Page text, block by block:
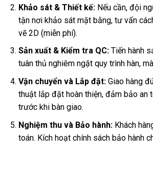
Khảo sát & Thiết kế:Nếu cần, đội
tận nơi khảo sát mặt bằng, tư vấn
vẽ 2D (miễn phí).
Sản xuất & Kiểm tra QC:Tiến hành
tuân thủ nghiêm ngặt quy trình hàn,
Vận chuyển và Lắp đặt:Giao hàng
thuật lắp đặt hoàn thiện, đảm bảo an
trước khi bàn giao.
Nghiệm thu và Bảo hành:Khách
toán. Kích hoạt chính sách bảo hành